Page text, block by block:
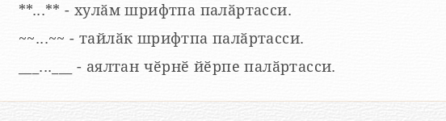
**...** - хулӑм шрифтпа палӑртасси.
~~...~~ - тайлӑк шрифтпа палӑртасси.
___...___ - аялтан чӗрнӗ йӗрпе палӑртасси.